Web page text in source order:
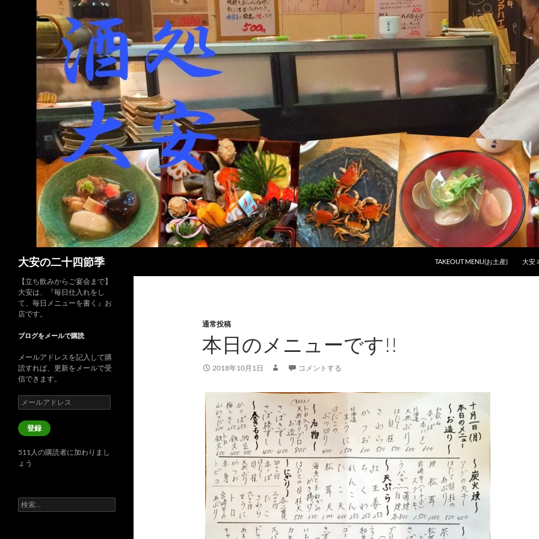
大安の二十四節季
TAKEOUT MENU(お土産)
大安
通常投稿
本日のメニューです!!
2018年10月1日 コメントする
【立ち飲みからご宴会まで】
大安は、『毎日仕入れをし
て、毎日メニューを書く』お
店です。
ブログをメールで購読
メールアドレスを記入して購
読すれば、更新をメールで受
信できます。
メ
ー
ル
ア
レ
ス
登録
511人の購読者に加わりまし
ょう
検
索: